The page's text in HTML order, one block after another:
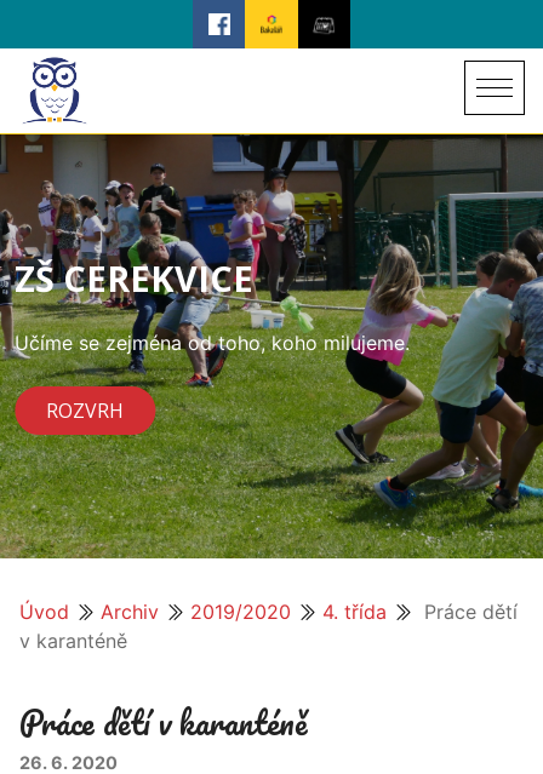
ZŠ CEREKVICE
Učíme se zejména od toho, koho milujeme.
ROZVRH
Úvod Archiv 2019/2020 4. třída
Práce dětí
v karanténě
Práce dětí v karanténě
26. 6. 2020